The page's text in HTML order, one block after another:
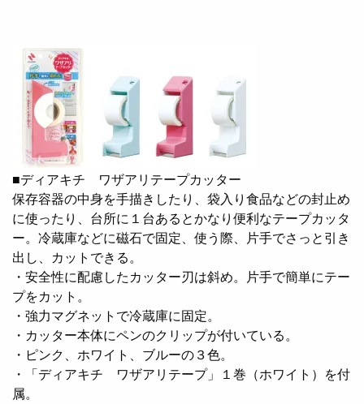
■ディアキチ ワザアリテープカッター
保存容器の中身を手描きしたり、袋入り食品などの封止め
に使ったり、台所に１台あるとかなり便利なテープカッタ
ー。冷蔵庫などに磁石で固定、使う際、片手でさっと引き
出し、カットできる。
・安全性に配慮したカッター刃は斜め。片手で簡単にテー
プをカット。
・強力マグネットで冷蔵庫に固定。
・カッター本体にペンのクリップが付いている。
・ピンク、ホワイト、ブルーの３色。
・「ディアキチ ワザアリテープ」１巻（ホワイト）を付
属。